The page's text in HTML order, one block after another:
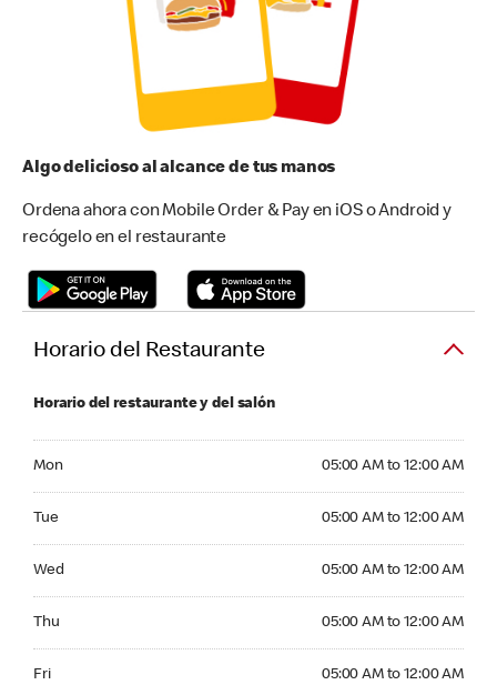
Algo delicioso al alcance de tus manos
Ordena ahora con Mobile Order & Pay en iOS o Android y
recógelo en el restaurante
Horario del Restaurante
Horario del restaurante y del salón
Mon 05:00 AM to 12:00 AM
Tue 05:00 AM to 12:00 AM
Wed 05:00 AM to 12:00 AM
Thu 05:00 AM to 12:00 AM
Fri 05:00 AM to 12:00 AM